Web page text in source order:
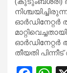
ഓര്‍ഡിനേറ്റര്‍
ഓര്‍ഡിനേറ്റര്‍
തീയതി